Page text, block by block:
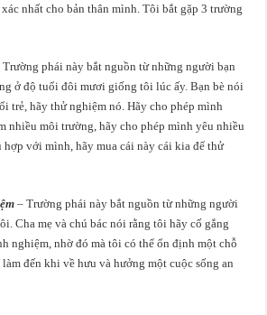
nhất cho bản thân mình. Tôi bắt gặp 3 trường
Trường phái này bắt nguồn từ những người bạn
ở độ tuổi đôi mươi giống tôi lúc ấy. Bạn bè nói
trẻ, hãy thử nghiệm nó. Hãy cho phép mình
nhiều môi trường, hãy cho phép mình yêu nhiều
hợp với mình, hãy mua cái này cái kia để thử
– Trường phái này bắt nguồn từ những người
Cha mẹ và chú bác nói rằng tôi hãy cố gắng
nghiệm, nhờ đó mà tôi có thể ổn định một chỗ
đến khi về hưu và hưởng một cuộc sống an